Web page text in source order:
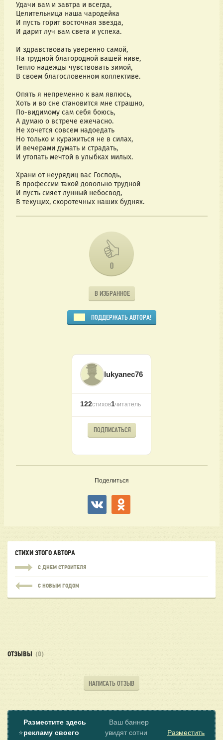
Удачи вам и завтра и всегда,
Целительница наша чародейка
И пусть горит восточная звезда,
И дарит луч вам света и успеха.
И здравствовать уверенно самой,
На трудной благородной вашей ниве,
Тепло надежды чувствовать зимой,
В своем благословенном коллективе.
Опять я непременно к вам явлюсь,
Хоть и во сне становится мне страшно,
По-видимому сам себя боюсь,
А думаю о встрече ежечасно.
Не хочется совсем надоедать
Но только и куражиться не в силах,
И вечерами думать и страдать,
И утопать мечтой в улыбках милых.
Храни от неурядиц вас Господь,
В профессии такой довольно трудной
И пусть сияет лунный небосвод,
В текущих, скоротечных наших буднях.
0
В ИЗБРАННОЕ
ПОДДЕРЖАТЬ АВТОРА!
lukyanec76
122стихов1читатель
ПОДПИСАТЬСЯ
Поделиться
СТИХИ ЭТОГО АВТОРА
С ДНЕМ СТРОИТЕЛЯ
С НОВЫМ ГОДОМ
ОТЗЫВЫ (0)
НАПИСАТЬ ОТЗЫВ
⭐
Разместите здесь
рекламу своего
Ваш баннер
увидят сотни
Разместить